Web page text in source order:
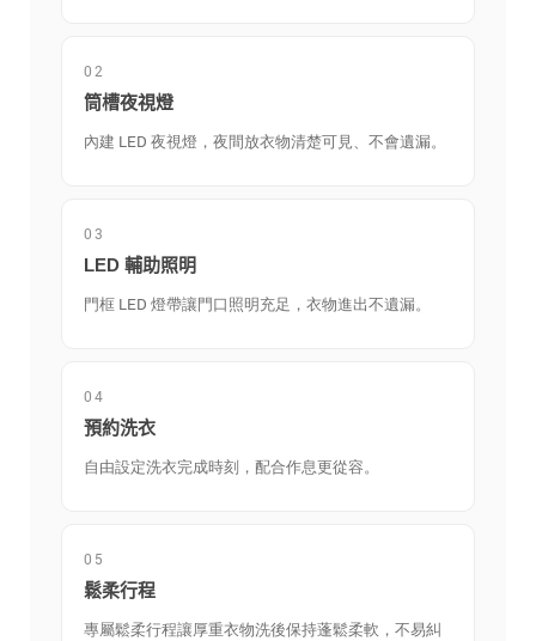
02
筒槽夜視燈
內建 LED 夜視燈，夜間放衣物清楚可見、不會遺漏。
03
LED 輔助照明
門框 LED 燈帶讓門口照明充足，衣物進出不遺漏。
04
預約洗衣
自由設定洗衣完成時刻，配合作息更從容。
05
鬆柔行程
專屬鬆柔行程讓厚重衣物洗後保持蓬鬆柔軟，不易糾